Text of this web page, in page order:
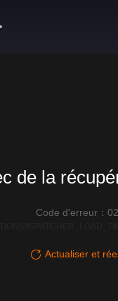
de la
Code d'erreur：
Actualiser et